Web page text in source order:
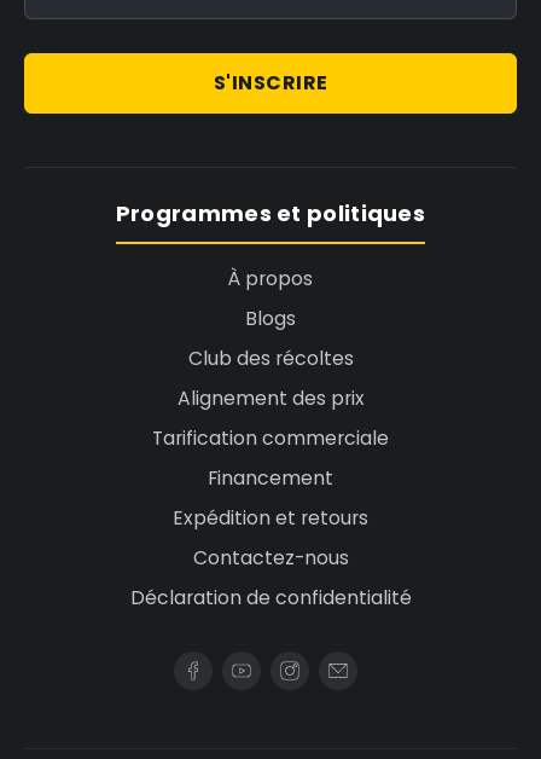
S'INSCRIRE
Programmes et politiques
À propos
Blogs
Club des récoltes
Alignement des prix
Tarification commerciale
Financement
Expédition et retours
Contactez-nous
Déclaration de confidentialité